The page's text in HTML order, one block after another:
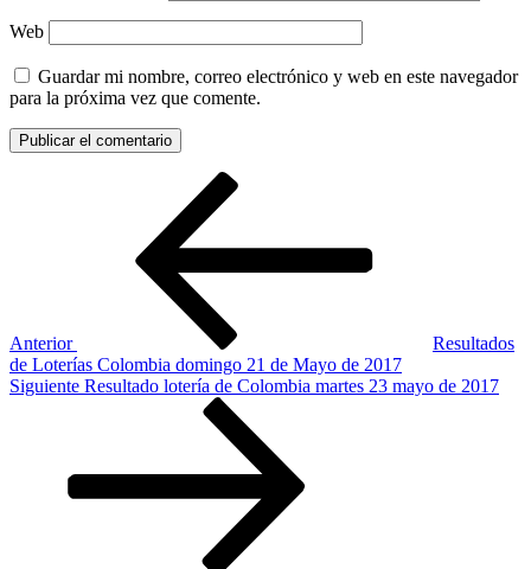
Web
Guardar mi nombre, correo electrónico y web en este navegador
para la próxima vez que comente.
Anterior
Resultados
de Loterías Colombia domingo 21 de Mayo de 2017
Siguiente
Siguiente Resultado lotería de Colombia martes 23 mayo de 2017